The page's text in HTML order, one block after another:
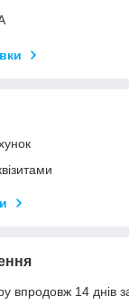
впродовж 14 днів